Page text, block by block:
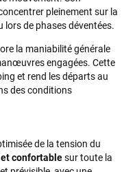
pleinement sur la
lors de phases déventées.
la maniabilité générale
engagées. Cette
et rend les départs au
des conditions
de la tension du
confortablesur toute la